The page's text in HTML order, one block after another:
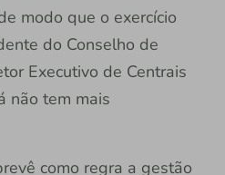
modo que o exercício
do Conselho de
Executivo de Centrais
não tem mais
como regra a gestão